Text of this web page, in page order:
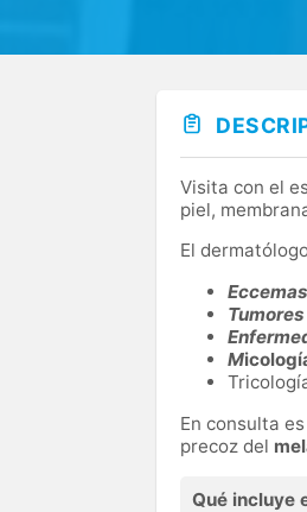
Visita con el
piel,
El
Eccemas
M
En consulta
precoz del
Qué incluye